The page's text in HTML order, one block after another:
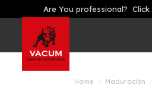
Are You professional? Click
Home Maduración